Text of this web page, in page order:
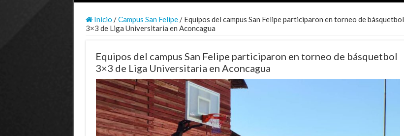
Inicio /Campus San Felipe / Equipos del campus San Felipe participaron en torneo de básquetbol
3×3 de Liga Universitaria en Aconcagua
Equipos del campus San Felipe participaron en torneo de básquetbol
3×3 de Liga Universitaria en Aconcagua